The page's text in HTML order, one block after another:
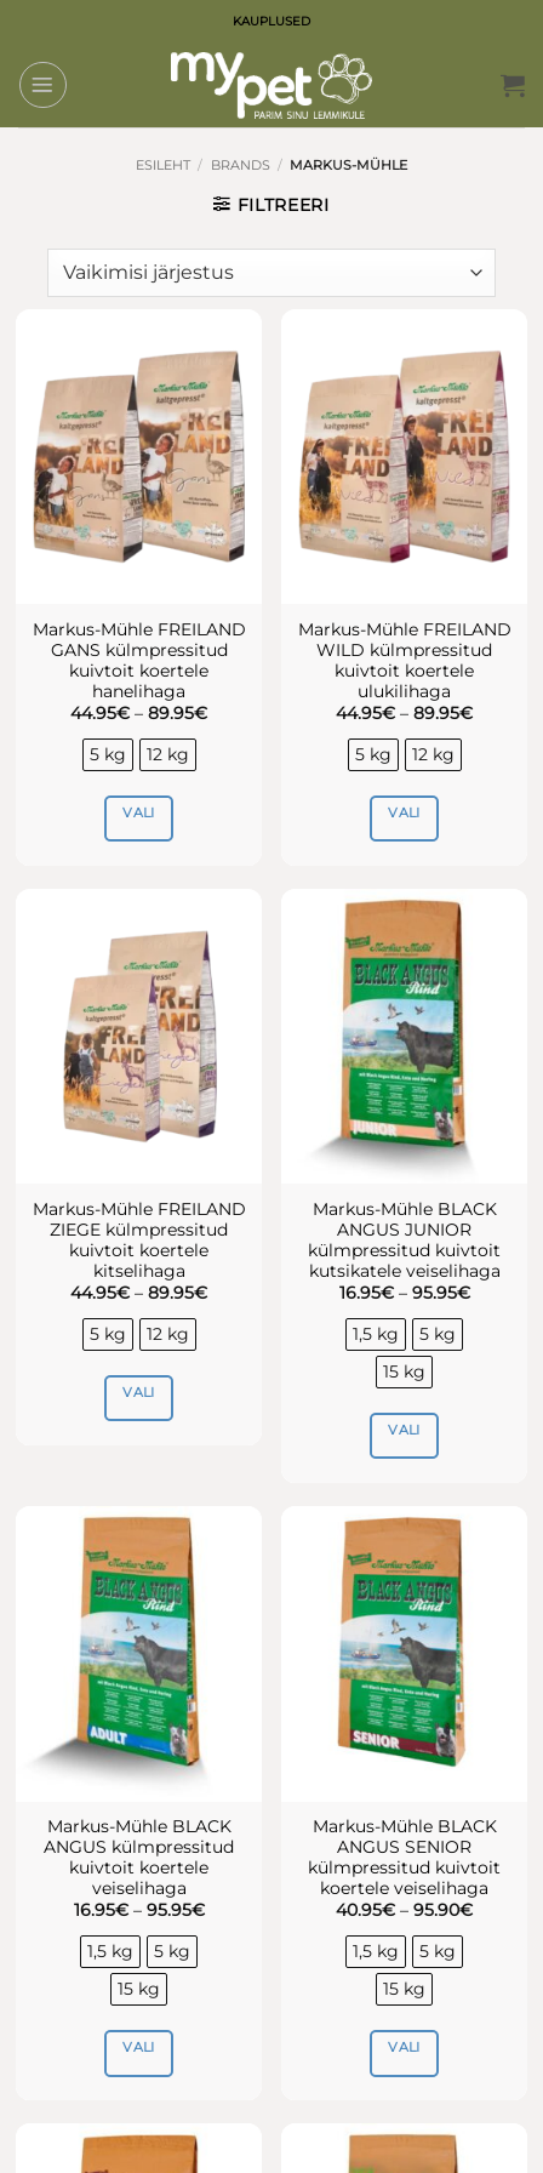
content
KAUPLUSED
ESILEHT / BRANDS / MARKUS-MÜHLE
FILTREERI
Markus-Mühle FREILAND
GANS külmpressitud
kuivtoit koertele
hanelihaga
44.95€ – 89.95€Hinnavahemik:
5 kg 12 kg
VALI
mitu
varianti.
Valikuid
saab
teha
tootelehel.
Markus-Mühle FREILAND
WILD külmpressitud
kuivtoit koertele
ulukilihaga
44.95€ – 89.95€
5 kg 12 kg
VALI
on
varianti.
Valikuid
saab
teha
tootelehel.
Markus-Mühle FREILAND
ZIEGE külmpressitud
kuivtoit koertele
kitselihaga
44.95€ – 89.95€Hinnavahemik:
5 kg 12 kg
VALI
mitu
varianti.
Valikuid
saab
teha
tootelehel.
Markus-Mühle BLACK
ANGUS JUNIOR
külmpressitud kuivtoit
kutsikatele veiselihaga
16.95€ – 95.95€
1,5 kg
5 kg
15 kg
VALI
on
varianti.
Valikuid
saab
teha
tootelehel.
Markus-Mühle BLACK
ANGUS külmpressitud
kuivtoit koertele
veiselihaga
16.95€ – 95.95€Hinnavahemik:
1,5 kg
5 kg
15 kg
VALI
on
Markus-Mühle BLACK
ANGUS SENIOR
külmpressitud kuivtoit
koertele veiselihaga
40.95€ – 95.90€
1,5 kg
5 kg
15 kg
VALI
on
mitu